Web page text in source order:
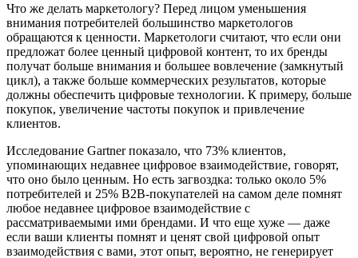
Что же делать маркетологу? Перед лицом уменьшения
внимания потребителей большинство маркетологов
обращаются к ценности. Маркетологи считают, что если они
предложат более ценный цифровой контент, то их бренды
получат больше внимания и большее вовлечение (замкнутый
цикл), а также больше коммерческих результатов, которые
должны обеспечить цифровые технологии. К примеру, больше
покупок, увеличение частоты покупок и привлечение
клиентов.
Исследование Gartner показало, что 73% клиентов,
упоминающих недавнее цифровое взаимодействие, говорят,
что оно было ценным. Но есть загвоздка: только около 5%
потребителей и 25% B2B-покупателей на самом деле помнят
любое недавнее цифровое взаимодействие с
рассматриваемыми ими брендами. И что еще хуже — даже
если ваши клиенты помнят и ценят свой цифровой опыт
взаимодействия с вами, этот опыт, вероятно, не генерирует